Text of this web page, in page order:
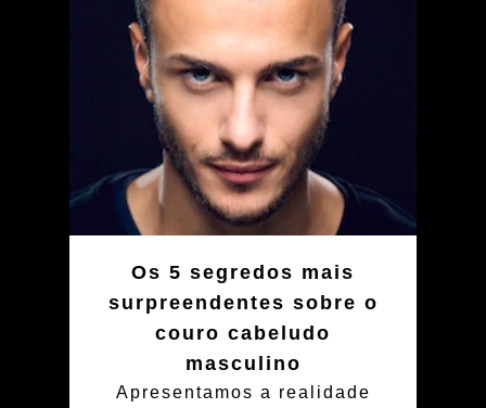
Os 5 segredos mais
surpreendentes sobre o
couro cabeludo
masculino
Apresentamos a realidade